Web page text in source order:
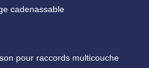
cadenassable
pour raccords multicouche